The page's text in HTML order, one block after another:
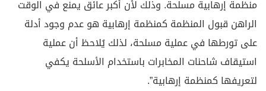
منظمة إرهابية مسلحة. وذلك لأن أكبر عائق يمنع في الوقت
الراهن قبول المنظمة كمنظمة إرهابية هو عدم وجود أدلة
على تورطها في عملية مسلحة، لذلك يُلاحظ أن عملية
استيقاف شاحنات المخابرات باستخدام الأسلحة يكفي
لتعريفها كمنظمة إرهابية”.